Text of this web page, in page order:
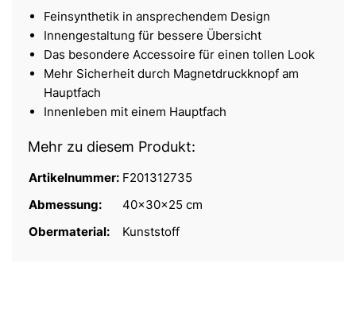
Feinsynthetik in ansprechendem Design
Innengestaltung für bessere Übersicht
Das besondere Accessoire für einen tollen Look
Mehr Sicherheit durch Magnetdruckknopf am
Hauptfach
Innenleben mit einem Hauptfach
Mehr zu diesem Produkt:
Artikelnummer: F201312735
Abmessung:
40x30x25 cm
Obermaterial:
Kunststoff